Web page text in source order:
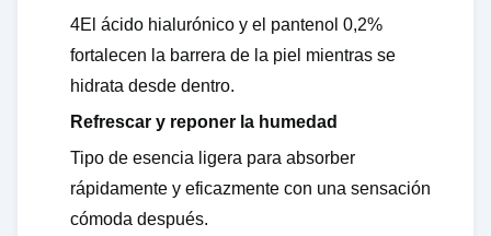
4El ácido hialurónico y el pantenol 0,2%
fortalecen la barrera de la piel mientras se
hidrata desde dentro.
Refrescar y reponer la humedad
Tipo de esencia ligera para absorber
rápidamente y eficazmente con una sensación
cómoda después.